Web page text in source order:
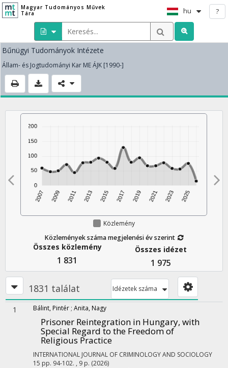
Magyar Tudományos Művek
Tára
hu ?
Bűnügyi Tudományok Intézete
Állam- és Jogtudományi Kar ME ÁJK [1990-]
Közlemény
Közlemények száma megjelenési év szerint
Összes közlemény
1 831
Összes idézet
1 975
1831 találat Idézetek száma
1 Bálint, Pintér ; Anita, Nagy
Prisoner Reintegration in Hungary, with
Special Regard to the Freedom of
Religious Practice
INTERNATIONAL JOURNAL OF CRIMINOLOGY AND SOCIOLOGY
15 pp. 94-102. , 9 p. (2026)